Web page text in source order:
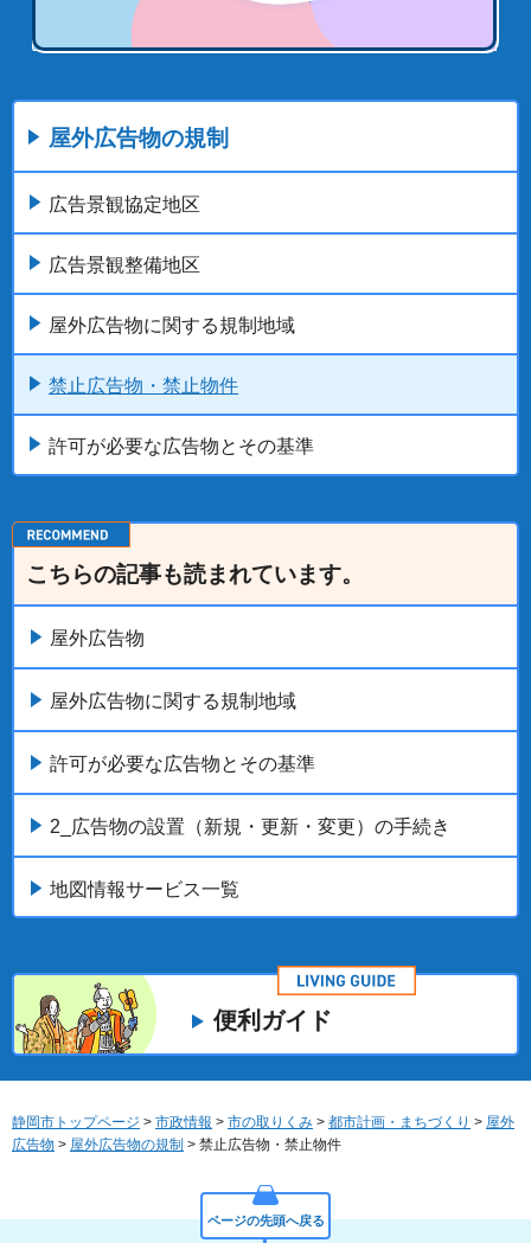
屋外広告物の規制
広告景観協定地区
広告景観整備地区
屋外広告物に関する規制地域
禁止広告物・禁止物件
許可が必要な広告物とその基準
こちらの記事も読まれています。
屋外広告物
屋外広告物に関する規制地域
許可が必要な広告物とその基準
2_広告物の設置（新規・更新・変更）の手続き
地図情報サービス一覧
便利ガイド
静岡市トップページ > 市政情報 > 市の取りくみ > 都市計画・まちづくり > 屋外
広告物 > 屋外広告物の規制 > 禁止広告物・禁止物件
ページの先頭へ戻る